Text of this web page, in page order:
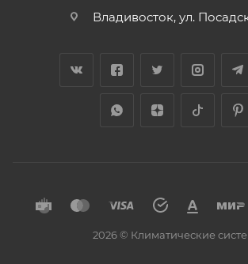
Владивосток, ул.
2026 © Климатические